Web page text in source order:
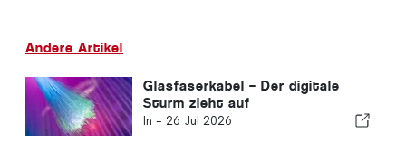
Andere Artikel
Glasfaserkabel – Der digitale
Sturm zieht auf
In - 26 Jul 2026